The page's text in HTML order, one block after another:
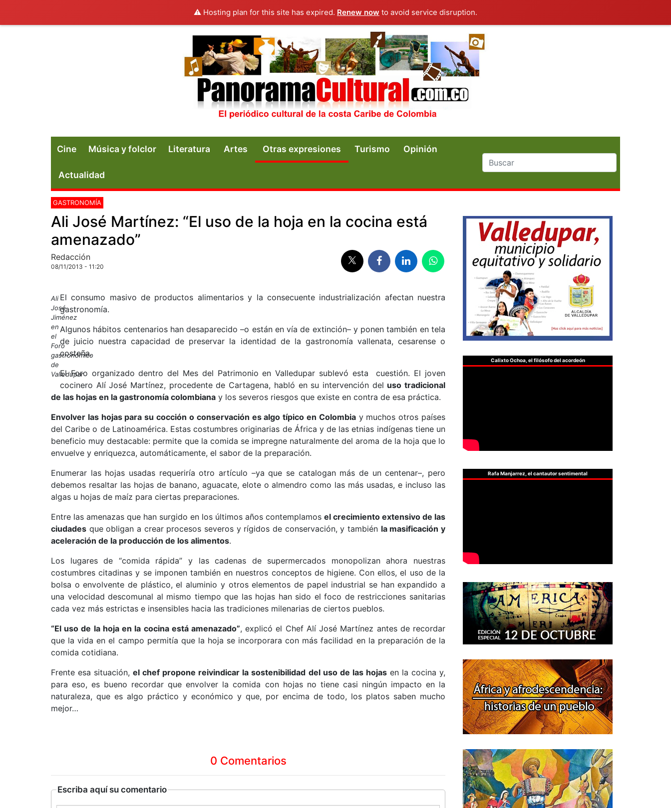
⚠️ Hosting plan for this site has expired. Renew now to avoid service disruption.
Cine Música y folclor Literatura Artes Otras expresiones Turismo Opinión
Actualidad
GASTRONOMÍA
Ali José Martínez: “El uso de la hoja en la cocina está
amenazado”
Redacción
08/11/2013 - 11:20
Ali
José
Jiménez
en
el
Foro
gastronómico
de
Valledupar
El consumo masivo de productos alimentarios y la consecuente industrialización afectan nuestra
gastronomía.
Algunos hábitos centenarios han desaparecido –o están en vía de extinción– y ponen también en tela
de juicio nuestra capacidad de preservar la identidad de la gastronomía vallenata, cesarense o
costeña.
El Foro organizado dentro del Mes del Patrimonio en Valledupar sublevó esta cuestión. El joven
cocinero Alí José Martínez, procedente de Cartagena, habló en su intervención del uso tradicional
de las hojas en la gastronomía colombiana y los severos riesgos que existe en contra de esa práctica.
Envolver las hojas para su cocción o conservación es algo típico en Colombiay muchos otros países
del Caribe o de Latinoamérica. Estas costumbres originarias de África y de las etnias indígenas tiene un
beneficio muy destacable: permite que la comida se impregne naturalmente del aroma de la hoja que lo
envuelve y enriquezca, automáticamente, el sabor de la preparación.
Enumerar las hojas usadas requeriría otro artículo –ya que se catalogan más de un centenar–, pero
debemos resaltar las hojas de banano, aguacate, elote o almendro como las más usadas, e incluso las
algas u hojas de maíz para ciertas preparaciones.
Entre las amenazas que han surgido en los últimos años contemplamos el crecimiento extensivo de las
ciudades que obligan a crear procesos severos y rígidos de conservación, y también la masificación y
aceleración de la producción de los alimentos.
Los lugares de “comida rápida” y las cadenas de supermercados monopolizan ahora nuestras
costumbres citadinas y se imponen también en nuestros conceptos de higiene. Con ellos, el uso de la
bolsa o envolvente de plástico, el aluminio y otros elementos de papel industrial se han expandido a
una velocidad descomunal al mismo tiempo que las hojas han sido el foco de restricciones sanitarias
cada vez más estrictas e insensibles hacia las tradiciones milenarias de ciertos pueblos.
“El uso de la hoja en la cocina está amenazado”, explicó el Chef Alí José Martínez antes de recordar
que la vida en el campo permitía que la hoja se incorporara con más facilidad en la preparación de la
comida cotidiana.
Frente esa situación,el chef propone reivindicar la sostenibilidad del uso de las hojasen la cocina y,
para eso, es bueno recordar que envolver la comida con hojas no tiene casi ningún impacto en la
naturaleza, que es algo práctico y económico y que, por encima de todo, los platos saben mucho
mejor…
0 Comentarios
Escriba aquí su comentario
Calixto Ochoa, el filósofo del acordeón
Rafa Manjarrez, el cantautor sentimental